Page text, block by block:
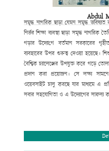
Abdul
সমৃদ্ধ নাগরিক ছাড়া যেমন সমৃদ্ধ ভবিষ্যত
নির্ভর শিক্ষা ব্যবস্থা ছাড়া সমৃদ্ধ নাগরিক
গড়ার উদ্যোগেবর্তমান সরকারের
ব্যবহারের উপর গুরুত্বদেওয়া হয়েছে।
বৈশ্বিক চ্যালেঞ্জের উপযুক্ত করে গড়ে
প্রদান করা প্রয়োজন। সে লক্ষ্য
ওয়েবসাইট চালু করছে যার মাধ্যমে এ
সবার সহযোগিতা ও এ উদ্যোগের সাফল্য
পশ্চিম কধুরখীল উচ্চ বিদ্যালয় পরিচালনা